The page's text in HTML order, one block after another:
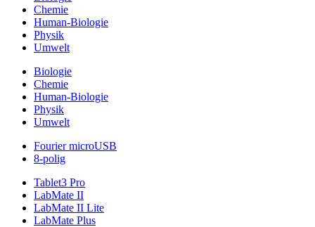
Chemie
Human-Biologie
Physik
Umwelt
Biologie
Chemie
Human-Biologie
Physik
Umwelt
Fourier microUSB
8-polig
Tablet3 Pro
LabMate II
LabMate II Lite
LabMate Plus